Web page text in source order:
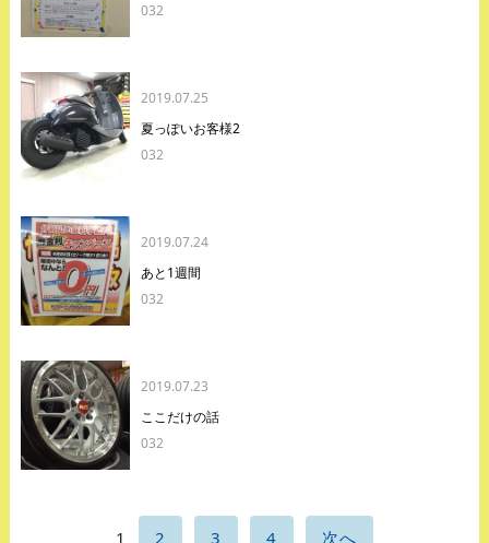
032
2019.07.25
夏っぽいお客様2
032
2019.07.24
あと1週間
032
2019.07.23
ここだけの話
032
1 2 3 4 次へ